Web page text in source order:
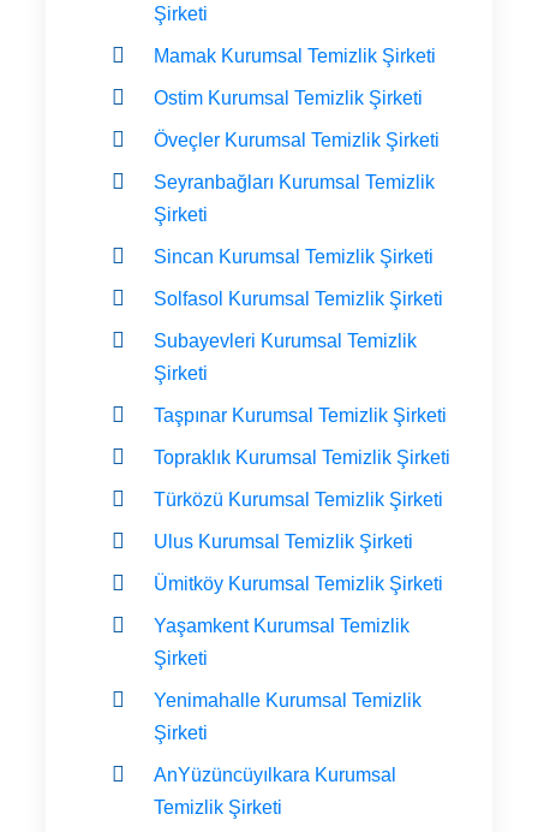
Şirketi
Mamak Kurumsal Temizlik Şirketi
Ostim Kurumsal Temizlik Şirketi
Öveçler Kurumsal Temizlik Şirketi
Seyranbağları Kurumsal Temizlik
Şirketi
Sincan Kurumsal Temizlik Şirketi
Solfasol Kurumsal Temizlik Şirketi
Subayevleri Kurumsal Temizlik
Şirketi
Taşpınar Kurumsal Temizlik Şirketi
Topraklık Kurumsal Temizlik Şirketi
Türközü Kurumsal Temizlik Şirketi
Ulus Kurumsal Temizlik Şirketi
Ümitköy Kurumsal Temizlik Şirketi
Yaşamkent Kurumsal Temizlik
Şirketi
Yenimahalle Kurumsal Temizlik
Şirketi
AnYüzüncüyılkara Kurumsal
Temizlik Şirketi